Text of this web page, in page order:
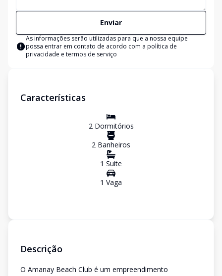
Enviar
As informações serão utilizadas para que a nossa equipe
possa entrar em contato de acordo com a política de
privacidade e termos de serviço
Características
2Dormitórios
2 Banheiros
1 Suíte
1 Vaga
Descrição
O Amanay Beach Club é um empreendimento